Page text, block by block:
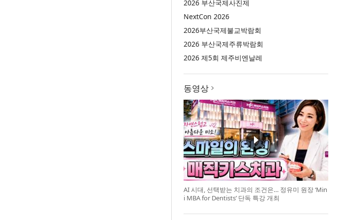
2026 부산국제사진제
NextCon 2026
2026부산국제불교박람회
2026 부산국제주류박람회
2026 제5회 제주비엔날레
동영상
AI 시대, 선택받는 치과의 조건은… 정유미 원장 ‘Min
i MBA for Dentists’ 단독 특강 개최